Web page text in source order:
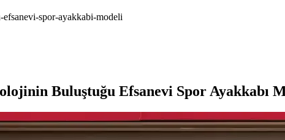
spor-ayakkabi-modeli
Buluştuğu Efsanevi Spor Ayakkabı